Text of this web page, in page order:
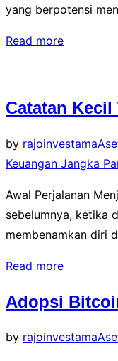
yang berpotensi
Read more“Bitcoin
Catatan Kecil
by rajoinvestama
Keuangan Jangka
Awal Perjalanan
sebelumnya, ketika
membenamkan diri
Read more“Catatan
Tenaga
Adopsi
by rajoinvestama